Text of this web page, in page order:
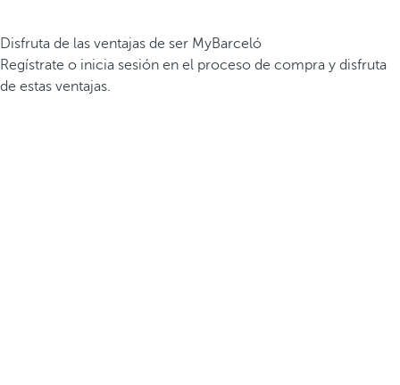
Disfruta de las ventajas de ser MyBarceló
Regístrate o inicia sesión en el proceso de compra y disfruta
de estas ventajas.